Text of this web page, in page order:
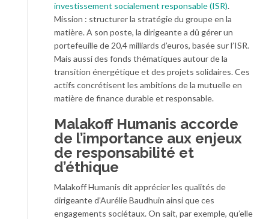
investissement socialement responsable (ISR).
Mission : structurer la stratégie du groupe en la
matière. A son poste, la dirigeante a dû gérer un
portefeuille de 20,4 milliards d’euros, basée sur l’ISR.
Mais aussi des fonds thématiques autour de la
transition énergétique et des projets solidaires. Ces
actifs concrétisent les ambitions de la mutuelle en
matière de finance durable et responsable.
Malakoff Humanis accorde
de l’importance aux enjeux
de responsabilité et
d’éthique
Malakoff Humanis dit apprécier les qualités de
dirigeante d’Aurélie Baudhuin ainsi que ces
engagements sociétaux. On sait, par exemple, qu’elle